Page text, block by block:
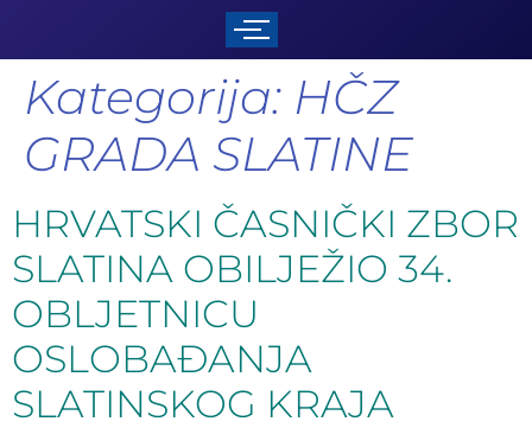
Kategorija: HČZ
GRADA SLATINE
HRVATSKI ČASNIČKI ZBOR
SLATINA OBILJEŽIO 34.
OBLJETNICU
OSLOBAĐANJA
SLATINSKOG KRAJA